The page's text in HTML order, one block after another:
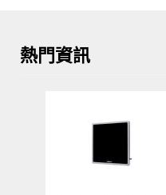
熱門資訊